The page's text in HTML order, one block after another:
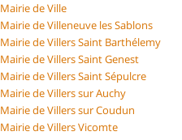
Mairie de Ville
Mairie de Villeneuve les Sablons
Mairie de Villers Saint Barthélemy
Mairie de Villers Saint Genest
Mairie de Villers Saint Sépulcre
Mairie de Villers sur Auchy
Mairie de Villers sur Coudun
Mairie de Villers Vicomte